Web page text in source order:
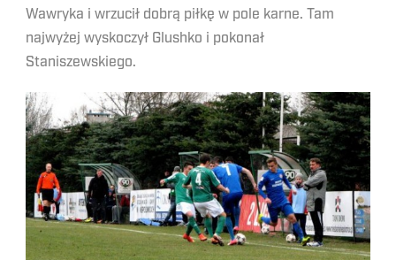
Wawryka i wrzucił dobrą piłkę w pole karne. Tam
najwyżej wyskoczył Glushko i pokonał
Staniszewskiego.